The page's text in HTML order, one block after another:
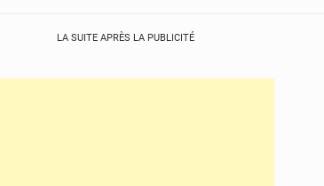
LA SUITE APRÈS LA PUBLICITÉ